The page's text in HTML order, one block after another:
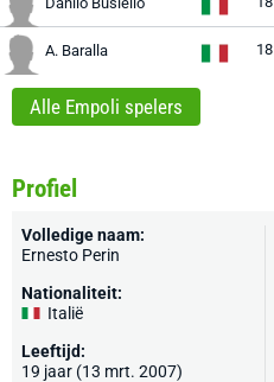
A. Baralla 18
Alle Empoli spelers
Profiel
Volledige naam:
Ernesto Perin
Nationaliteit:
Italië
Leeftijd:
19 jaar (13 mrt. 2007)